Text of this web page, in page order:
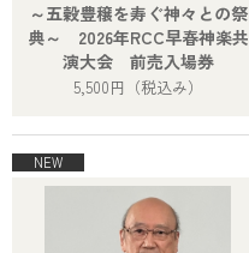
～五穀豊穣を寿ぐ神々との祭
典～ 2026年RCC早春神楽共
演大会 前売入場券
5,500円 （税込み）